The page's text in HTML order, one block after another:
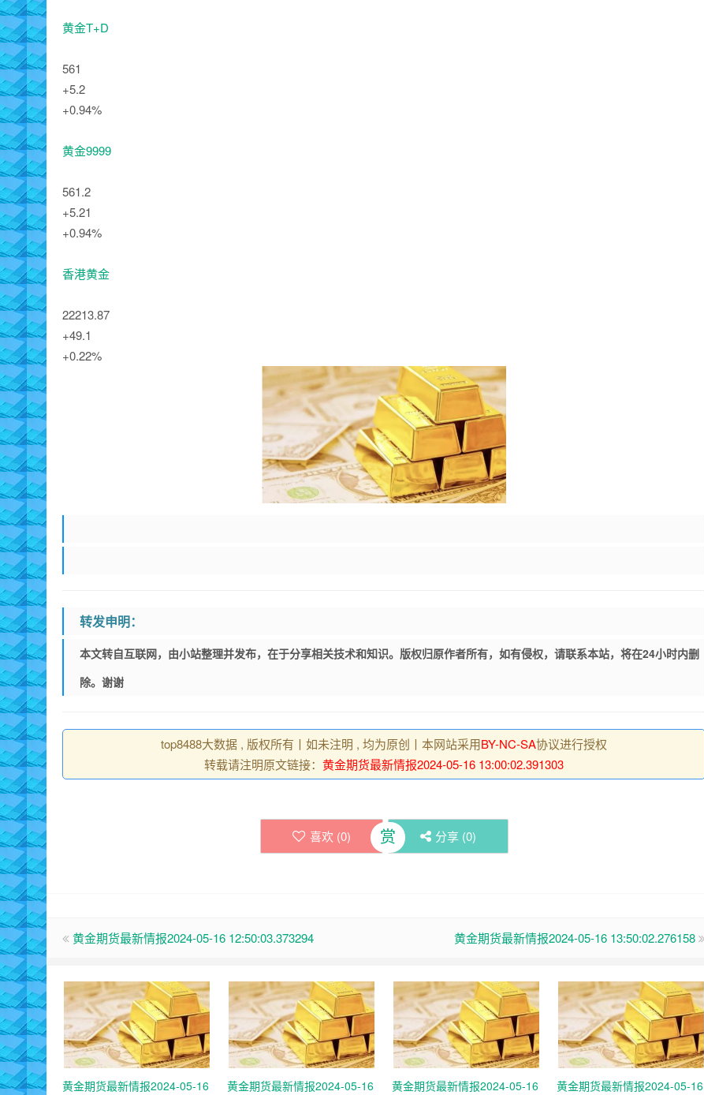
黄金T+D
561
+5.2
+0.94%
黄金9999
561.2
+5.21
+0.94%
香港黄金
22213.87
+49.1
+0.22%
转发申明：
本文转自互联网，由小站整理并发布，在于分享相关技术和知识。版权归原作者所有，如有侵权，请联系本站，将在24小时内删
除。谢谢
top8488大数据 , 版权所有丨如未注明 , 均为原创丨本网站采用BY-NC-SA协议进行授权
转载请注明原文链接： 黄金期货最新情报2024-05-16 13:00:02.391303
喜欢 (0) 赏 分享 (0)
黄金期货最新情报2024-05-16 12:50:03.373294 黄金期货最新情报2024-05-16 13:50:02.276158
黄金期货最新情报2024-05-16 黄金期货最新情报2024-05-16 黄金期货最新情报2024-05-16 黄金期货最新情报2024-05-16